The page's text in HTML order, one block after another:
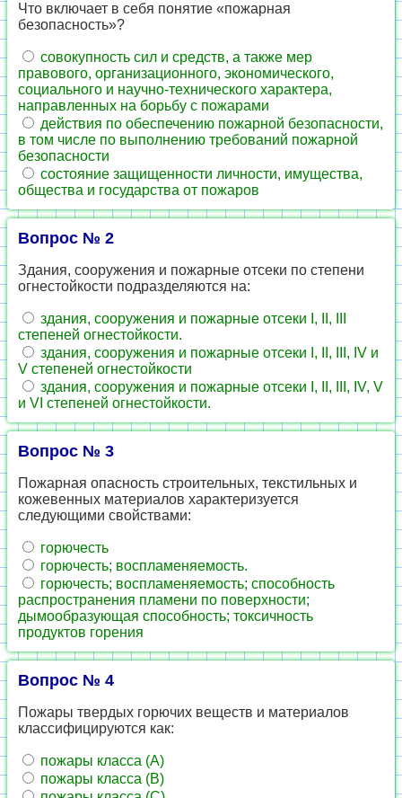
Что включает в себя понятие «пожарная
безопасность»?
совокупность сил и средств, а также мер
правового, организационного, экономического,
социального и научно-технического характера,
направленных на борьбу с пожарами
действия по обеспечению пожарной безопасности,
в том числе по выполнению требований пожарной
безопасности
состояние защищенности личности, имущества,
общества и государства от пожаров
Вопрос № 2
Здания, сооружения и пожарные отсеки по степени
огнестойкости подразделяются на:
здания, сооружения и пожарные отсеки I, II, III
степеней огнестойкости.
здания, сооружения и пожарные отсеки I, II, III, IV и
V степеней огнестойкости
здания, сооружения и пожарные отсеки I, II, III, IV, V
и VI степеней огнестойкости.
Вопрос № 3
Пожарная опасность строительных, текстильных и
кожевенных материалов характеризуется
следующими свойствами:
горючесть
горючесть; воспламеняемость.
горючесть; воспламеняемость; способность
распространения пламени по поверхности;
дымообразующая способность; токсичность
продуктов горения
Вопрос № 4
Пожары твердых горючих веществ и материалов
классифицируются как:
пожары класса (A)
пожары класса (В)